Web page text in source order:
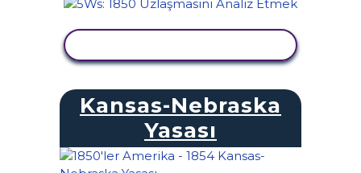
Kansas-Nebraska
Yasası